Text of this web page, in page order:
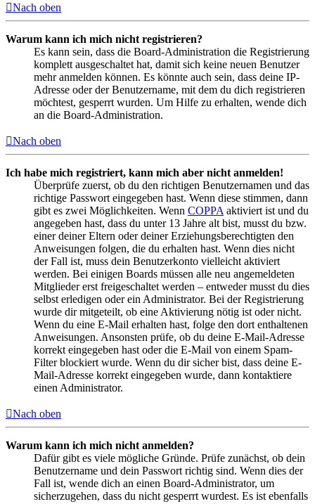
Nach oben
Warum kann ich mich nicht registrieren?
Es kann sein, dass die Board-Administration die Registrierung
komplett ausgeschaltet hat, damit sich keine neuen Benutzer
mehr anmelden können. Es könnte auch sein, dass deine IP-
Adresse oder der Benutzername, mit dem du dich registrieren
möchtest, gesperrt wurden. Um Hilfe zu erhalten, wende dich
an die Board-Administration.
Nach oben
Ich habe mich registriert, kann mich aber nicht anmelden!
Überprüfe zuerst, ob du den richtigen Benutzernamen und das
richtige Passwort eingegeben hast. Wenn diese stimmen, dann
gibt es zwei Möglichkeiten. Wenn COPPA aktiviert ist und du
angegeben hast, dass du unter 13 Jahre alt bist, musst du bzw.
einer deiner Eltern oder deiner Erziehungsberechtigten den
Anweisungen folgen, die du erhalten hast. Wenn dies nicht
der Fall ist, muss dein Benutzerkonto vielleicht aktiviert
werden. Bei einigen Boards müssen alle neu angemeldeten
Mitglieder erst freigeschaltet werden – entweder musst du dies
selbst erledigen oder ein Administrator. Bei der Registrierung
wurde dir mitgeteilt, ob eine Aktivierung nötig ist oder nicht.
Wenn du eine E-Mail erhalten hast, folge den dort enthaltenen
Anweisungen. Ansonsten prüfe, ob du deine E-Mail-Adresse
korrekt eingegeben hast oder die E-Mail von einem Spam-
Filter blockiert wurde. Wenn du dir sicher bist, dass deine E-
Mail-Adresse korrekt eingegeben wurde, dann kontaktiere
einen Administrator.
Nach oben
Warum kann ich mich nicht anmelden?
Dafür gibt es viele mögliche Gründe. Prüfe zunächst, ob dein
Benutzername und dein Passwort richtig sind. Wenn dies der
Fall ist, wende dich an einen Board-Administrator, um
sicherzugehen, dass du nicht gesperrt wurdest. Es ist ebenfalls